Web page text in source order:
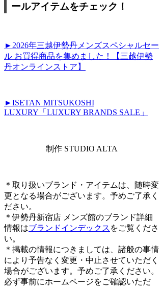
ールアイテムをチェック！
►2026年三越伊勢丹メンズスペシャルセー
ル お買得商品を集めました！【三越伊勢
丹オンラインストア】
►ISETAN MITSUKOSHI
LUXURY「LUXURY BRANDS SALE」
制作 STUDIO ALTA
＊取り扱いブランド・アイテムは、随時変
更となる場合がございます。予めご了承く
ださい。
＊伊勢丹新宿店 メンズ館のブランド詳細
情報はブランドインデックス をご覧くださ
い。
＊掲載の情報につきましては、諸般の事情
により予告なく変更・中止させていただく
場合がございます。予めご了承ください。
必ず事前にホームページをご確認いただ